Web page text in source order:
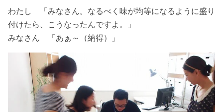
わたし 「みなさん。なるべく味が均等になるように盛り
付けたら、こうなったんですよ。」
みなさん 「あぁ～（納得）」